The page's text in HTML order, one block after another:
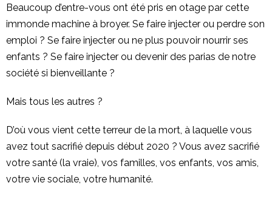
Beaucoup d’entre-vous ont été pris en otage par cette
immonde machine à broyer. Se faire injecter ou perdre son
emploi ? Se faire injecter ou ne plus pouvoir nourrir ses
enfants ? Se faire injecter ou devenir des parias de notre
société si bienveillante ?
Mais tous les autres ?
D’où vous vient cette terreur de la mort, à laquelle vous
avez tout sacrifié depuis début 2020 ? Vous avez sacrifié
votre santé (la vraie), vos familles, vos enfants, vos amis,
votre vie sociale, votre humanité.